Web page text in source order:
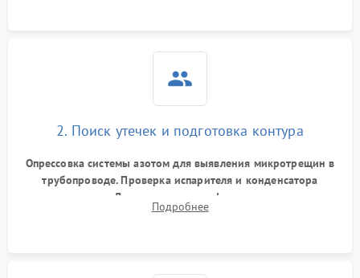
2. Поиск утечек и подготовка контура
Опрессовка системы азотом для выявления микротрещин в
трубопроводе. Проверка испарителя и конденсатора
течеискателем. Демонтаж старого фильтра-осушителя и
продувка капиллярной трубки для устранения засоров.
Подробнее